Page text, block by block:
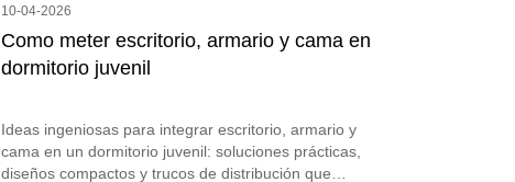
10-04-2026
Como meter escritorio, armario y cama en
dormitorio juvenil
Ideas ingeniosas para integrar escritorio, armario y
cama en un dormitorio juvenil: soluciones prácticas,
diseños compactos y trucos de distribución que